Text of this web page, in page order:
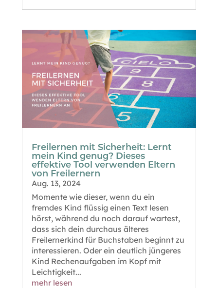
Freilernen mit Sicherheit: Lernt
mein Kind genug? Dieses
effektive Tool verwenden Eltern
von Freilernern
Aug. 13, 2024
Momente wie dieser, wenn du ein
fremdes Kind flüssig einen Text lesen
hörst, während du noch darauf wartest,
dass sich dein durchaus älteres
Freilernerkind für Buchstaben beginnt zu
interessieren. Oder ein deutlich jüngeres
Kind Rechenaufgaben im Kopf mit
Leichtigkeit...
mehr lesen